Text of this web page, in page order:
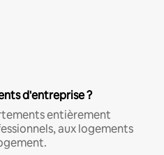
d'entreprise ?
entièrement
aux logements